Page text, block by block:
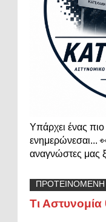
Υπάρχει ένας
ενημερώνεσαι...
αναγνώστες μας
Τι Αστυνομία